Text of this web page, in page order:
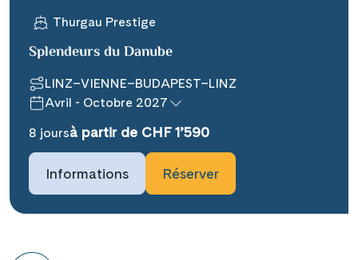
Thurgau Prestige
Splendeurs du Danube
LINZ–VIENNE–BUDAPEST–LINZ
Avril - Octobre 2027
8 joursà partir de CHF 1’590
Informations Réserver